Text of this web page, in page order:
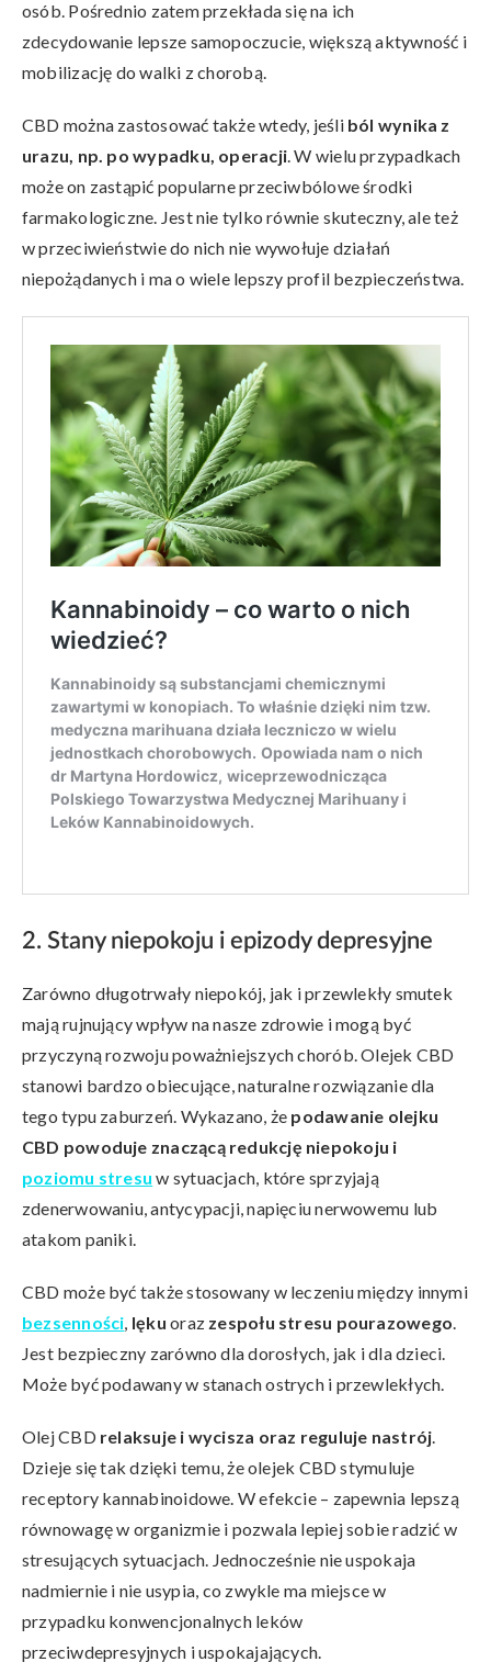
osób. Pośrednio zatem przekłada się na ich
zdecydowanie lepsze samopoczucie, większą aktywność i
mobilizację do walki z chorobą.
CBD można zastosować także wtedy, jeśli ból wynika z
urazu, np. po wypadku, operacji. W wielu przypadkach
może on zastąpić popularne przeciwbólowe środki
farmakologiczne. Jest nie tylko równie skuteczny, ale też
w przeciwieństwie do nich nie wywołuje działań
niepożądanych i ma o wiele lepszy profil bezpieczeństwa.
2. Stany niepokoju i epizody depresyjne
Zarówno długotrwały niepokój, jak i przewlekły smutek
mają rujnujący wpływ na nasze zdrowie i mogą być
przyczyną rozwoju poważniejszych chorób. Olejek CBD
stanowi bardzo obiecujące, naturalne rozwiązanie dla
tego typu zaburzeń. Wykazano, że podawanie olejku
CBD powoduje znaczącą redukcję niepokoju i
poziomu stresu w sytuacjach, które sprzyjają
zdenerwowaniu, antycypacji, napięciu nerwowemu lub
atakom paniki.
CBD może być także stosowany w leczeniu między innymi
bezsenności, lęku oraz zespołu stresu pourazowego.
Jest bezpieczny zarówno dla dorosłych, jak i dla dzieci.
Może być podawany w stanach ostrych i przewlekłych.
Olej CBD relaksuje i wycisza oraz reguluje nastrój.
Dzieje się tak dzięki temu, że olejek CBD stymuluje
receptory kannabinoidowe. W efekcie – zapewnia lepszą
równowagę w organizmie i pozwala lepiej sobie radzić w
stresujących sytuacjach. Jednocześnie nie uspokaja
nadmiernie i nie usypia, co zwykle ma miejsce w
przypadku konwencjonalnych leków
przeciwdepresyjnych i uspokajających.